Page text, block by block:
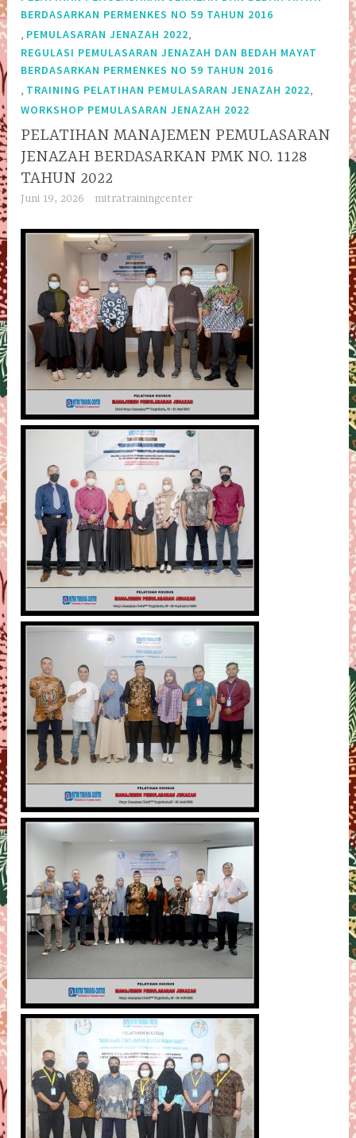
BERDASARKAN PERMENKES NO 59 TAHUN 2016
, PEMULASARAN JENAZAH 2022,
REGULASI PEMULASARAN JENAZAH DAN BEDAH MAYAT
BERDASARKAN PERMENKES NO 59 TAHUN 2016
, TRAINING PELATIHAN PEMULASARAN JENAZAH 2022,
WORKSHOP PEMULASARAN JENAZAH 2022
PELATIHAN MANAJEMEN PEMULASARAN
JENAZAH BERDASARKAN PMK NO. 1128
TAHUN 2022
Juni 19, 2026 mitratrainingcenter